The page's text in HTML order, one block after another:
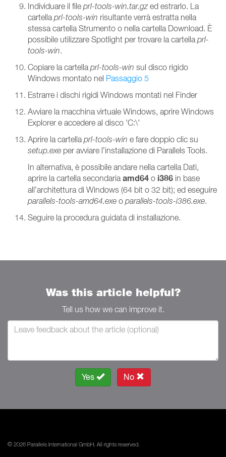
Individuare il file prl-tools-win.tar.gz ed estrarlo. La
cartella prl-tools-win risultante verrà estratta nella
stessa cartella Strumento o nella cartella Download. È
possibile utilizzare Spotlight per trovare la cartella prl-
tools-win.
Copiare la cartella prl-tools-win sul disco rigido
Windows montato nel Passaggio 5
Estrarre i dischi rigidi Windows montati nel Finder
Avviare la macchina virtuale Windows, aprire Windows
Explorer e accedere al disco 'C:\'
Aprire la cartella prl-tools-win e fare doppio clic su
setup.exe per avviare l’installazione di Parallels Tools.
In alternativa, è possibile andare nella cartella Dati,
aprire la cartella secondaria amd64 o i386 in base
all’architettura di Windows (64 bit o 32 bit); ed eseguire
parallels-tools-amd64.exe o parallels-tools-i386.exe.
Seguire la procedura guidata di installazione.
Was this article helpful?
Tell us how we can improve it.
Yes No
© 2026 Parallels International GmbH. All rights reserved.